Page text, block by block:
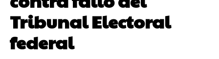
Tribunal Electoral
federal